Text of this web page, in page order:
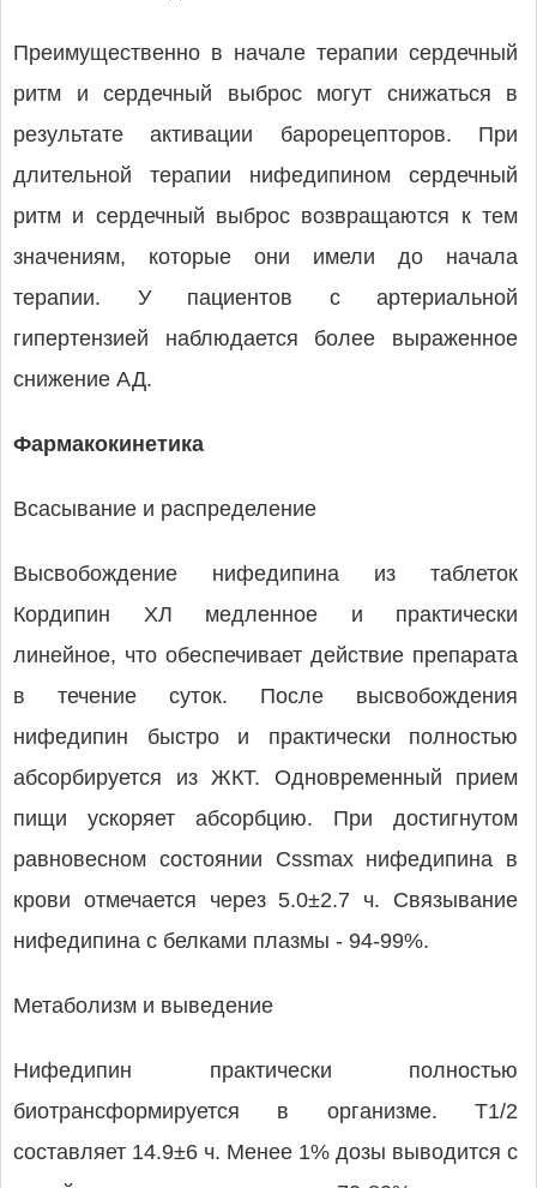
Преимущественно в начале терапии сердечный
ритм и сердечный выброс могут снижаться в
результате активации барорецепторов. При
длительной терапии нифедипином сердечный
ритм и сердечный выброс возвращаются к тем
значениям, которые они имели до начала
терапии. У пациентов с артериальной
гипертензией наблюдается более выраженное
снижение АД.
Фармакокинетика
Всасывание и распределение
Высвобождение нифедипина из таблеток
Кордипин ХЛ медленное и практически
линейное, что обеспечивает действие препарата
в течение суток. После высвобождения
нифедипин быстро и практически полностью
абсорбируется из ЖКТ. Одновременный прием
пищи ускоряет абсорбцию. При достигнутом
равновесном состоянии Cssmax нифедипина в
крови отмечается через 5.0±2.7 ч. Связывание
нифедипина с белками плазмы - 94-99%.
Метаболизм и выведение
Нифедипин практически полностью
биотрансформируется в организме. T1/2
составляет 14.9±6 ч. Менее 1% дозы выводится с